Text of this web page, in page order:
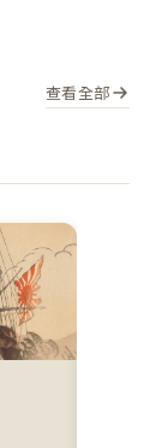
查看全部